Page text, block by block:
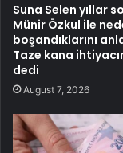
Suna Selen yıllar
Münir Özkul ile
boşandıklarını
Taze kana
dedi
August 7, 2026